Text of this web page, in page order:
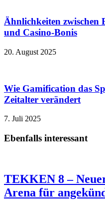
Ähnlichkeiten zwischen
und Casino‑Bonis
20. August 2025
Wie Gamification das
Zeitalter verändert
7. Juli 2025
Ebenfalls interessant
TEKKEN 8 –
Arena für